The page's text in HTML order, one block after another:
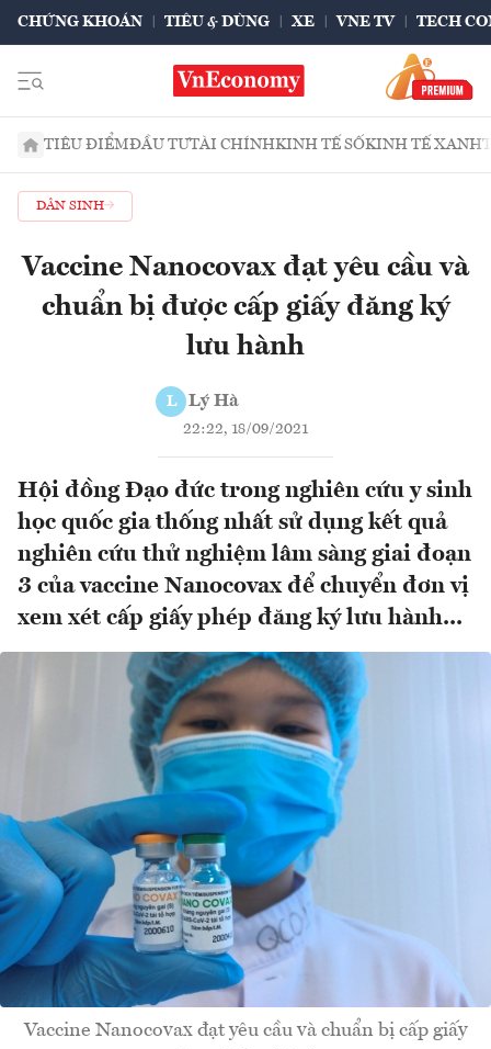
CHỨNG KHOÁN TIÊU & DÙNG XE VNE TV TECH
TIÊU ĐIỂMĐẦU TƯTÀI CHÍNHKINH TẾ SỐKINH TẾ XANH
DÂN SINH
Vaccine Nanocovax đạt yêu cầu và
chuẩn bị được cấp giấy đăng ký
lưu hành
L Lý Hà
22:22, 18/09/2021
Hội đồng Đạo đức trong nghiên cứu y sinh
học quốc gia thống nhất sử dụng kết quả
nghiên cứu thử nghiệm lâm sàng giai đoạn
3 của vaccine Nanocovax để chuyển đơn vị
xem xét cấp giấy phép đăng ký lưu hành...
Vaccine Nanocovax đạt yêu cầu và chuẩn bị cấp giấy